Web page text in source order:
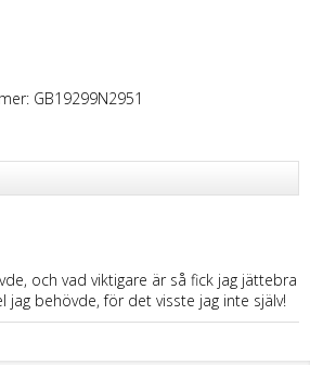
GB19299N2951
och vad viktigare är så fick jag jättebra
jag behövde, för det visste jag inte själv!